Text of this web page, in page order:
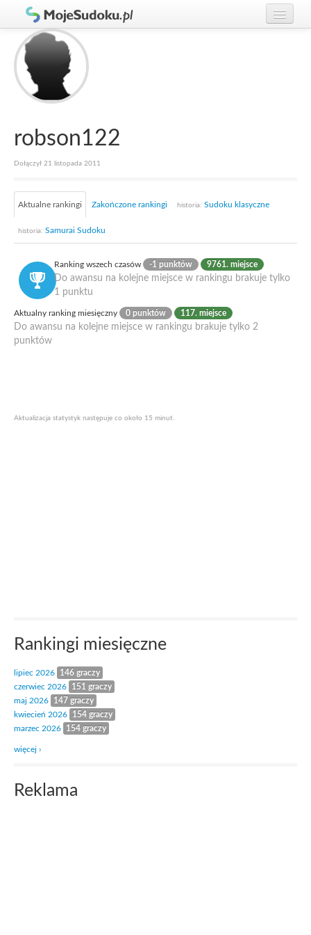
Graj w Sudoku!
Zasady Sudoku
Rankingi
Gracze
robson122
Dołączył 21 listopada 2011
Aktualne rankingi Zakończone rankingi historia: Sudoku klasyczne
historia: Samurai Sudoku
Ranking wszech czasów -1 punktów 9761. miejsce
Do awansu na kolejne miejsce w rankingu brakuje tylko
1 punktu
Aktualny ranking miesięczny 0 punktów 117. miejsce
Do awansu na kolejne miejsce w rankingu brakuje tylko 2
punktów
Aktualizacja statystyk następuje co około 15 minut.
Rankingi miesięczne
lipiec 2026
146 graczy
czerwiec 2026
151 graczy
maj 2026
147 graczy
kwiecień 2026
154 graczy
marzec 2026
154 graczy
więcej ›
Reklama